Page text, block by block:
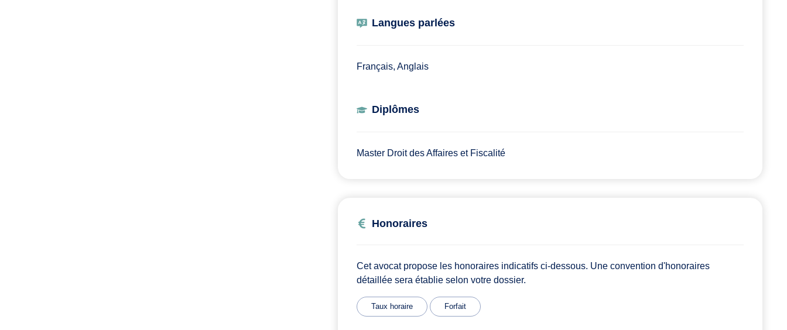
Langues parlées
Français, Anglais
Diplômes
Master Droit des Affaires et Fiscalité
Honoraires
Cet avocat propose les honoraires indicatifs ci-dessous. Une convention d'honoraires
détaillée sera établie selon votre dossier.
Taux horaire Forfait